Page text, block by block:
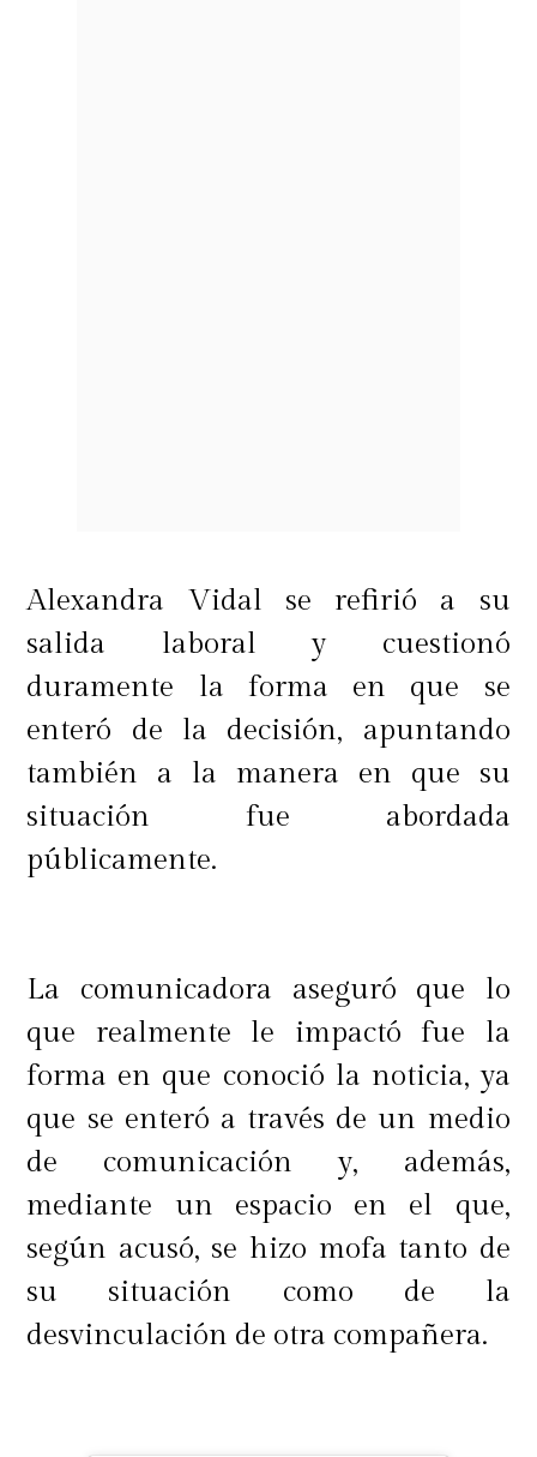
Alexandra Vidal se refirió a su
salida laboral y cuestionó
duramente la forma en que se
enteró de la decisión, apuntando
también a la manera en que su
situación fue abordada
públicamente.
La comunicadora aseguró que lo
que realmente le impactó fue la
forma en que conoció la noticia, ya
que se enteró a través de un medio
de comunicación y, además,
mediante un espacio en el que,
según acusó, se hizo mofa tanto de
su situación como de la
desvinculación de otra compañera.